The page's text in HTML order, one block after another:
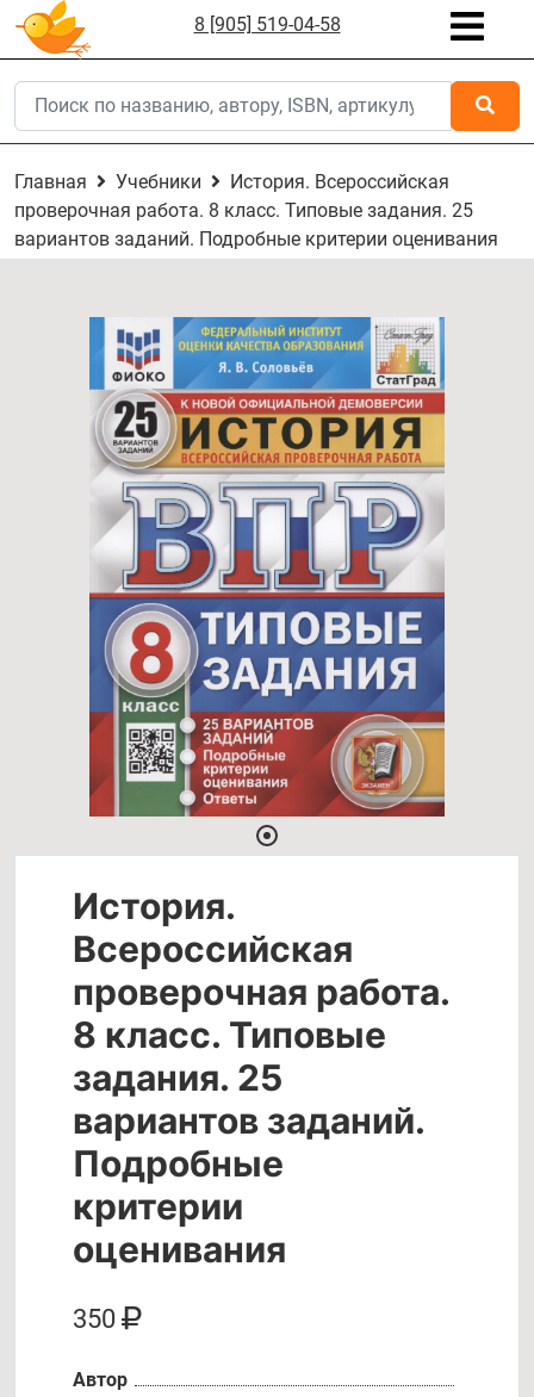
8 [905] 519-04-58
Главная Учебники
История. Всероссийская
проверочная работа. 8 класс. Типовые задания. 25
вариантов заданий. Подробные критерии оценивания
История.
Всероссийская
проверочная работа.
8 класс. Типовые
задания. 25
вариантов заданий.
Подробные
критерии
оценивания
350
Автор